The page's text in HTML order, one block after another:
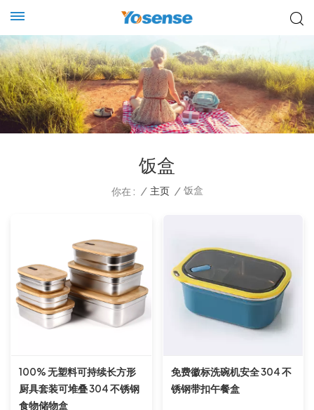
饭盒
你在 : / 主页 / 饭盒
100% 无塑料可持续长方形
厨具套装可堆叠 304 不锈钢
食物储物盒
免费徽标洗碗机安全 304 不
锈钢带扣午餐盒